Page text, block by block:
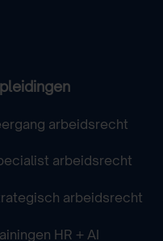
arbeidsrecht
arbeidsrecht
arbeidsrecht
HR + AI